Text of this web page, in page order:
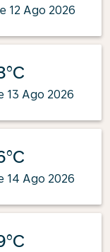
12 Ago 2026
13 Ago 2026
14 Ago 2026